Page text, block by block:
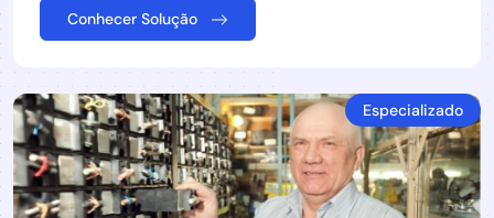
Conhecer Solução
Especializado